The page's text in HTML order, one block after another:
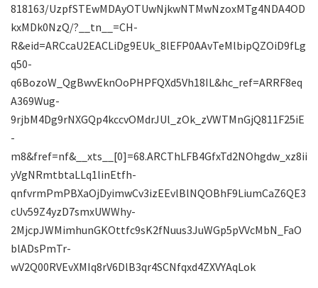
818163/UzpfSTEwMDAyOTUwNjkwNTMwNzoxMTg4NDA4OD
kxMDk0NzQ/?__tn__=CH-
R&eid=ARCcaU2EACLiDg9EUk_8lEFP0AAvTeMlbipQZOiD9fLg
q50-
q6BozoW_QgBwvEknOoPHPFQXd5Vh18IL&hc_ref=ARRF8eq
A369Wug-
9rjbM4Dg9rNXGQp4kccvOMdrJUl_zOk_zVWTMnGjQ811F25iE
-
m8&fref=nf&__xts__[0]=68.ARCThLFB4GfxTd2NOhgdw_xz8ii
yVgNRmtbtaLLq1linEtfh-
qnfvrmPmPBXaOjDyimwCv3izEEvlBlNQOBhF9LiumCaZ6QE3
cUv59Z4yzD7smxUWWhy-
2MjcpJWMimhunGKOttfc9sK2fNuus3JuWGp5pVVcMbN_FaO
blADsPmTr-
wV2Q00RVEvXMIq8rV6DlB3qr4SCNfqxd4ZXVYAqLok